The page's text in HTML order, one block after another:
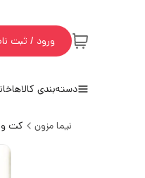
ورود / ثبت
دسته‌بندی کالاها
نیما مزون کت و